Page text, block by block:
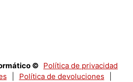
© Política de privacidad
Política de devoluciones